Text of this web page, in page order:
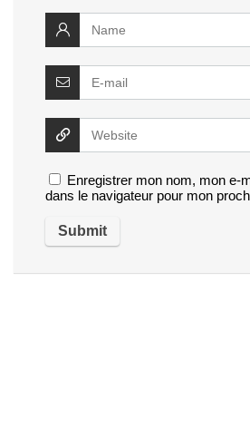
Enregistrer mon nom, mon e-
dans le navigateur pour mon